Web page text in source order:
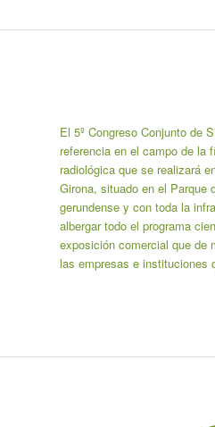
El 5º Congreso Conjunto de
referencia en el campo de la
radiológica que se realizará
Girona, situado en el Parque
gerundense y con toda la
albergar todo el programa
exposición comercial que de
las empresas e instituciones